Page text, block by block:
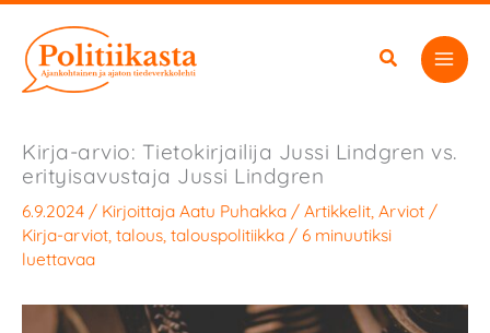
sisältöön
Kirja-arvio: Tietokirjailija Jussi Lindgren vs.
erityisavustaja Jussi Lindgren
6.9.2024 / Kirjoittaja Aatu Puhakka / Artikkelit Arviot /
Kirja-arviot talous talouspolitiikka / 6 minuutiksi
luettavaa